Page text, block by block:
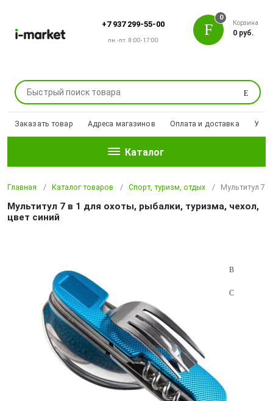
+7 937 299-55-00
пн.-пт. 8:00-17:00
Поиск
0
Корзина
0 руб.
Заказать товар Адреса магазинов Оплата и доставка
Каталог
Главная Каталог товаров Спорт, туризм, отдых Мультитул 7
Мультитул 7 в 1 для охоты, рыбалки, туризма, чехол,
цвет синий